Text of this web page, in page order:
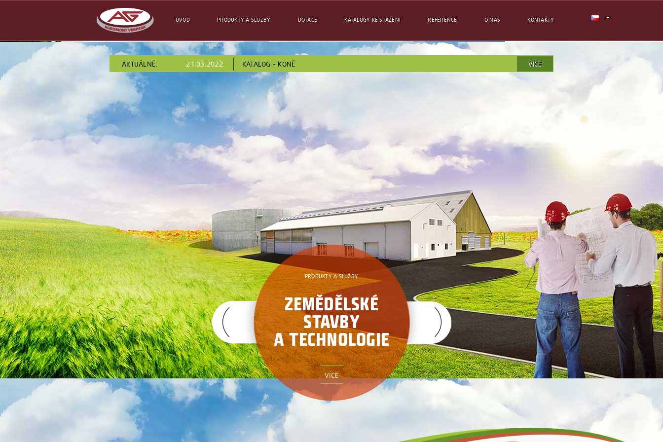
ÚVOD PRODUKTY A SLUŽBY DOTACE KATALOGY KE STAŽENÍ REFERENCE O NÁS KONTAKTY
AKTUÁLNĚ: 21.03.2022 KATALOG - KONĚ VÍCE
VÍCE
PRODUKTY A SLUŽBY
ZEMĚDĚLSKÉ
STAVBY
A TECHNOLOGIE